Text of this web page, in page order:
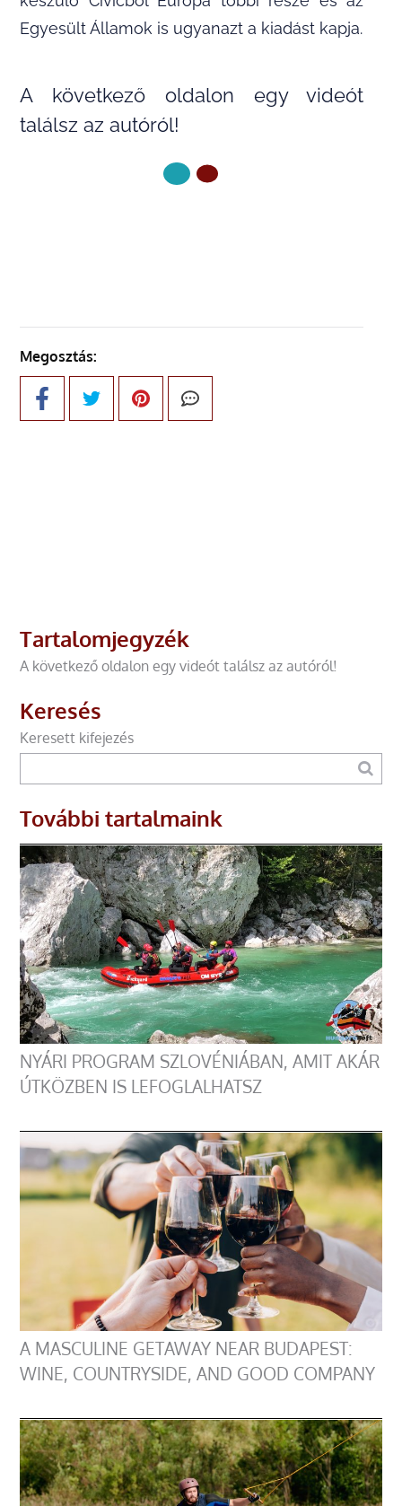
Egyesült Államok is ugyanazt a kiadást kapja.
A következő oldalon egy videót
találsz az autóról!
Megosztás:
Tartalomjegyzék
A következő oldalon egy videót találsz az autóról!
Keresés
Keresett kifejezés
További tartalmaink
NYÁRI PROGRAM SZLOVÉNIÁBAN, AMIT AKÁR
ÚTKÖZBEN IS LEFOGLALHATSZ
A MASCULINE GETAWAY NEAR BUDAPEST:
WINE, COUNTRYSIDE, AND GOOD COMPANY